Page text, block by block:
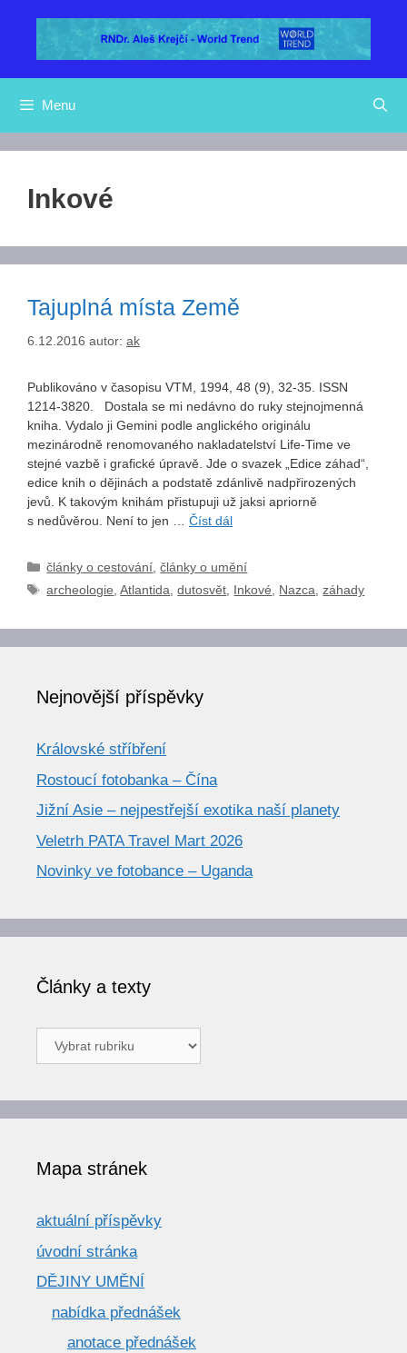
Menu
Inkové
Tajuplná místa Země
6.12.2016 autor: ak
Publikováno v časopisu VTM, 1994, 48 (9), 32-35. ISSN
1214-3820. Dostala se mi nedávno do ruky stejnojmenná
kniha. Vydalo ji Gemini podle anglického originálu
mezinárodně renomovaného nakladatelství Life-Time ve
stejné vazbě i grafické úpravě. Jde o svazek „Edice záhad“,
edice knih o dějinách a podstatě zdánlivě nadpřirozených
jevů. K takovým knihám přistupuji už jaksi apriorně
s nedůvěrou. Není to jen … Číst dál
Rubriky
články o cestování,články o umění
Štítky
archeologie,Atlantida,dutosvět, Inkové, Nazca,záhady
Nejnovější příspěvky
Královské stříbření
Rostoucí fotobanka – Čína
Jižní Asie – nejpestřejší exotika naší planety
Veletrh PATA Travel Mart 2026
Novinky ve fotobance – Uganda
Články a texty
Články
a
Mapa stránek
aktuální příspěvky
úvodní stránka
DĚJINY UMĚNÍ
nabídka přednášek
anotace přednášek